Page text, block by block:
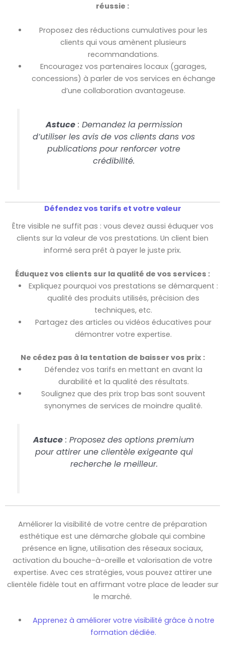
réussie :
Proposez des réductions cumulatives pour les
clients qui vous amènent plusieurs
recommandations.
Encouragez vos partenaires locaux (garages,
concessions) à parler de vos services en échange
d’une collaboration avantageuse.
Astuce: Demandez la permission
d’utiliser les avis de vos clients dans vos
publications pour renforcer votre
crédibilité.
Défendez vos tarifs et votre valeur
Être visible ne suffit pas : vous devez aussi éduquer vos
clients sur la valeur de vos prestations. Un client bien
informé sera prêt à payer le juste prix.
Éduquez vos clients sur la qualité de vos services :
Expliquez pourquoi vos prestations se démarquent :
qualité des produits utilisés, précision des
techniques, etc.
Partagez des articles ou vidéos éducatives pour
démontrer votre expertise.
Ne cédez pas à la tentation de baisser vos prix :
Défendez vos tarifs en mettant en avant la
durabilité et la qualité des résultats.
Soulignez que des prix trop bas sont souvent
synonymes de services de moindre qualité.
Astuce : Proposez des options premium
pour attirer une clientèle exigeante qui
recherche le meilleur.
Améliorer la visibilité de votre centre de préparation
esthétique est une démarche globale qui combine
présence en ligne, utilisation des réseaux sociaux,
activation du bouche-à-oreille et valorisation de votre
expertise. Avec ces stratégies, vous pouvez attirer une
clientèle fidèle tout en affirmant votre place de leader sur
le marché.
Apprenez à améliorer votre visibilité grâce à notre
formation dédiée.